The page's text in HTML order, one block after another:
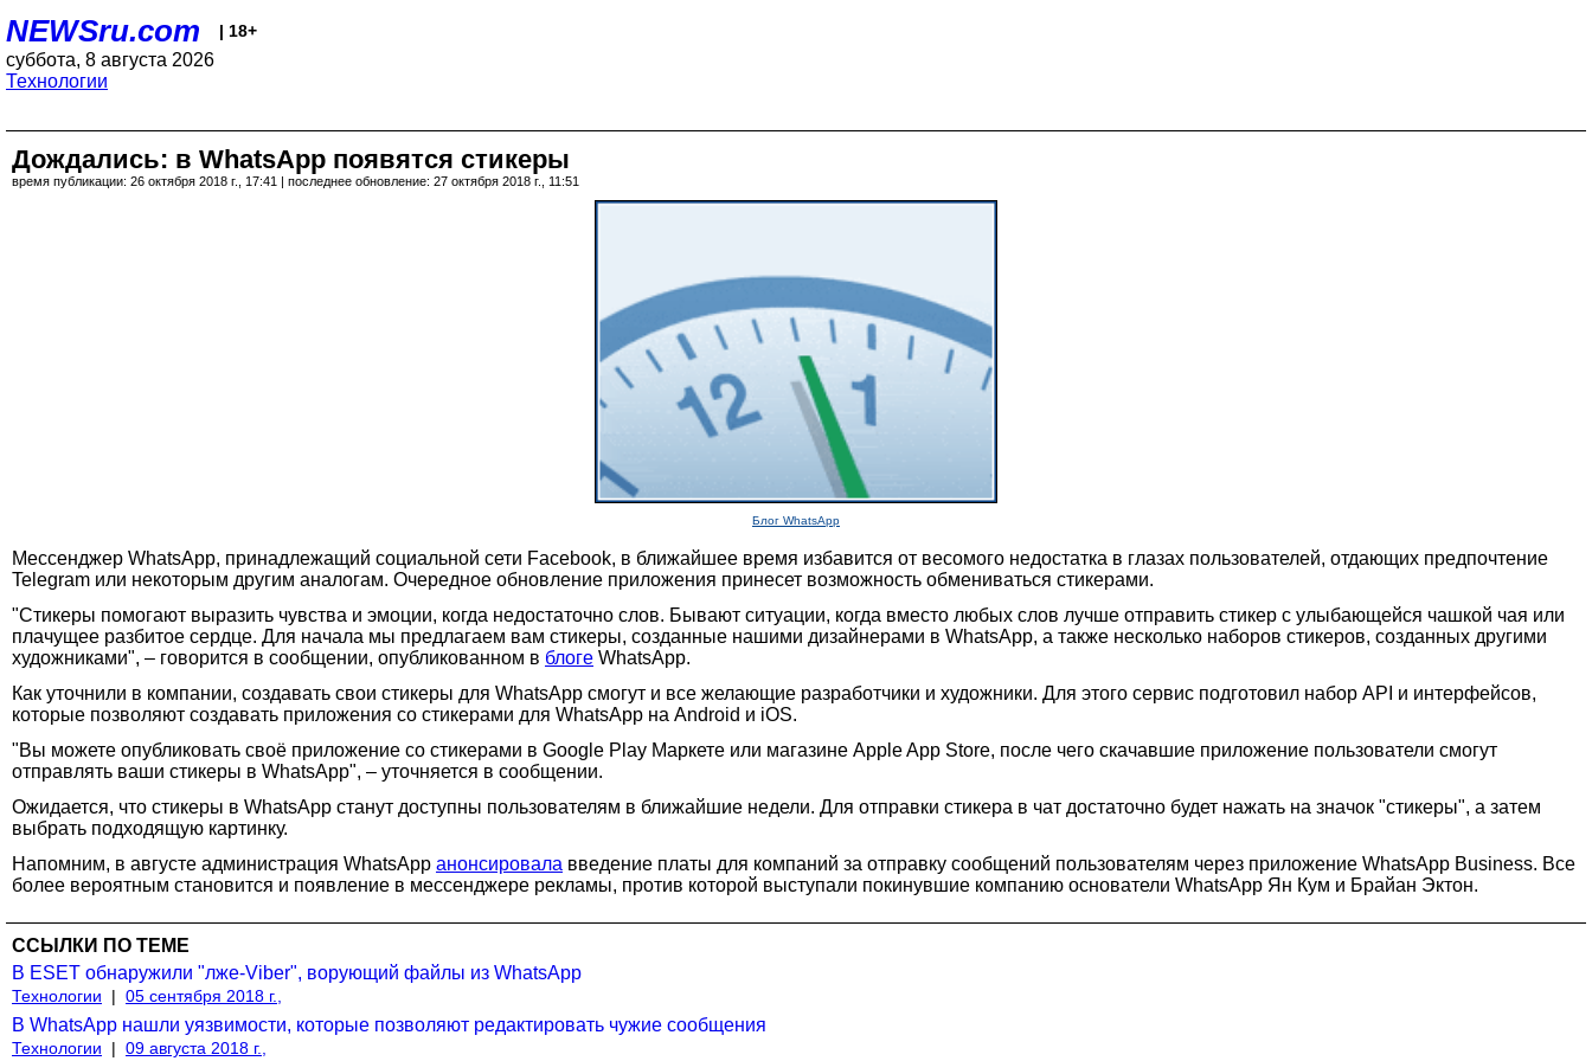
NEWSru.com | 18+
суббота, 8 августа 2026
Технологии
Дождались: в WhatsApp появятся стикеры
время публикации: 26 октября 2018 г., 17:41 | последнее обновление: 27 октября 2018 г., 11:51
Блог WhatsApp
Мессенджер WhatsApp, принадлежащий социальной сети Facebook, в ближайшее время избавится от весомого недостатка в глазах пользователей, отдающих предпочтение
Telegram или некоторым другим аналогам. Очередное обновление приложения принесет возможность обмениваться стикерами.
"Стикеры помогают выразить чувства и эмоции, когда недостаточно слов. Бывают ситуации, когда вместо любых слов лучше отправить стикер с улыбающейся чашкой чая или
плачущее разбитое сердце. Для начала мы предлагаем вам стикеры, созданные нашими дизайнерами в WhatsApp, а также несколько наборов стикеров, созданных другими
художниками", – говорится в сообщении, опубликованном в блоге WhatsApp.
Как уточнили в компании, создавать свои стикеры для WhatsApp смогут и все желающие разработчики и художники. Для этого сервис подготовил набор API и интерфейсов,
которые позволяют создавать приложения со стикерами для WhatsApp на Android и iOS.
"Вы можете опубликовать своё приложение со стикерами в Google Play Маркете или магазине Apple App Store, после чего скачавшие приложение пользователи смогут
отправлять ваши стикеры в WhatsApp", – уточняется в сообщении.
Ожидается, что стикеры в WhatsApp станут доступны пользователям в ближайшие недели. Для отправки стикера в чат достаточно будет нажать на значок "стикеры", а затем
выбрать подходящую картинку.
Напомним, в августе администрация WhatsApp анонсировала введение платы для компаний за отправку сообщений пользователям через приложение WhatsApp Business. Все
более вероятным становится и появление в мессенджере рекламы, против которой выступали покинувшие компанию основатели WhatsApp Ян Кум и Брайан Эктон.
ССЫЛКИ ПО ТЕМЕ
В ESET обнаружили "лже-Viber", ворующий файлы из WhatsApp
Технологии | 05 сентября 2018 г.,
В WhatsApp нашли уязвимости, которые позволяют редактировать чужие сообщения
Технологии | 09 августа 2018 г.,